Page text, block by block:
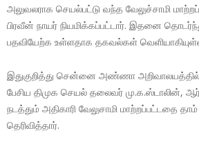
அலுவலராக செயல்பட்டு வந்த வேலுச்சாமி
பிரவீன் நாயர் நியமிக்கப்பட்டார். இதனை
பதவியேற்க உள்ளதாக தகவல்கள்
இதுகுறித்து சென்னை அண்ணா
பேசிய திமுக செயல் தலைவர் மு.க.ஸ்டாலின்,
நடத்தும் அதிகாரி வேலுசாமி மாற்றப்பட்டதை
தெரிவித்தார்.